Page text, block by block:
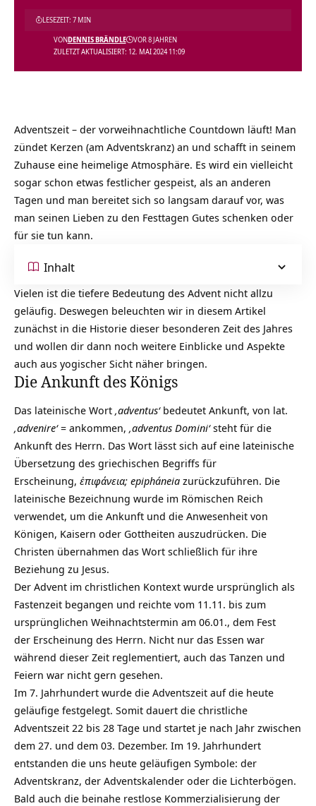
ZULETZT AKTUALISIERT: 12. MAI 2024 11:09
VONDENNIS BRÄNDLE VOR 8 JAHREN
LESEZEIT: 7 MIN
Adventszeit – der vorweihnachtliche Countdown läuft! Man
zündet Kerzen (am Adventskranz) an und schafft in seinem
Zuhause eine heimelige Atmosphäre. Es wird ein vielleicht
sogar schon etwas festlicher gespeist, als an anderen
Tagen und man bereitet sich so langsam darauf vor, was
man seinen Lieben zu den Festtagen Gutes schenken oder
für sie tun kann.
Inhalt
Vielen ist die tiefere Bedeutung des Advent nicht allzu
geläufig. Deswegen beleuchten wir in diesem Artikel
zunächst in die Historie dieser besonderen Zeit des Jahres
und wollen dir dann noch weitere Einblicke und Aspekte
auch aus yogischer Sicht näher bringen.
Die Ankunft des Königs
Das lateinische Wort ‚adventus‘bedeutet Ankunft, von lat.
‚advenire‘= ankommen, ‚adventus Domini‘steht für die
Ankunft des Herrn. Das Wort lässt sich auf eine lateinische
Übersetzung des griechischen Begriffs für
Erscheinung, ἐπιφάνεια; epipháneia zurückzuführen. Die
lateinische Bezeichnung wurde im Römischen Reich
verwendet, um die Ankunft und die Anwesenheit von
Königen, Kaisern oder Gottheiten auszudrücken. Die
Christen übernahmen das Wort schließlich für ihre
Beziehung zu Jesus.
Der Advent im christlichen Kontext wurde ursprünglich als
Fastenzeit begangen und reichte vom 11.11. bis zum
ursprünglichen Weihnachtstermin am 06.01., dem Fest
der Erscheinung des Herrn. Nicht nur das Essen war
während dieser Zeit reglementiert, auch das Tanzen und
Feiern war nicht gern gesehen.
Im 7. Jahrhundert wurde die Adventszeit auf die heute
geläufige festgelegt. Somit dauert die christliche
Adventszeit 22 bis 28 Tage und startet je nach Jahr zwischen
dem 27. und dem 03. Dezember. Im 19. Jahrhundert
entstanden die uns heute geläufigen Symbole: der
Adventskranz, der Adventskalender oder die Lichterbögen.
Bald auch die beinahe restlose Kommerzialisierung der